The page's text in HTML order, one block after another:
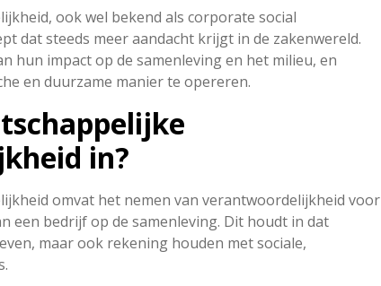
ook wel bekend als corporate social
dat steeds meer aandacht krijgt in de zakenwereld.
hun impact op de samenleving en het milieu, en
en duurzame manier te opereren.
in?
omvat het nemen van verantwoordelijkheid voor
een bedrijf op de samenleving. Dit houdt in dat
maar ook rekening houden met sociale,